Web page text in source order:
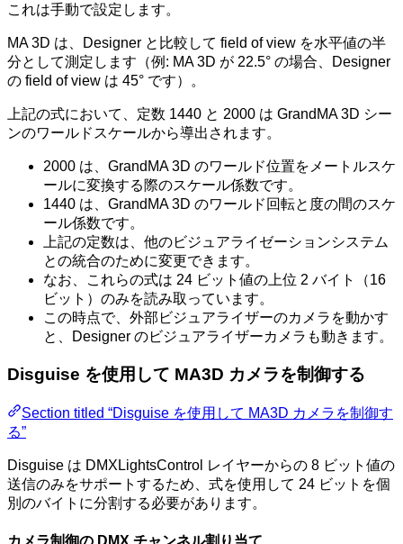
これは手動で設定します。
MA 3D は、Designer と比較して field of view を水平値の半
分として測定します（例: MA 3D が 22.5° の場合、Designer
の field of view は 45° です）。
上記の式において、定数 1440 と 2000 は GrandMA 3D シー
ンのワールドスケールから導出されます。
2000 は、GrandMA 3D のワールド位置をメートルスケ
ールに変換する際のスケール係数です。
1440 は、GrandMA 3D のワールド回転と度の間のスケ
ール係数です。
上記の定数は、他のビジュアライゼーションシステム
との統合のために変更できます。
なお、これらの式は 24 ビット値の上位 2 バイト（16
ビット）のみを読み取っています。
この時点で、外部ビジュアライザーのカメラを動かす
と、Designer のビジュアライザーカメラも動きます。
Disguise を使用して MA3D カメラを制御する
Section titled “Disguise を使用して MA3D カメラを制御す
る”
Disguise は DMXLightsControl レイヤーからの 8 ビット値の
送信のみをサポートするため、式を使用して 24 ビットを個
別のバイトに分割する必要があります。